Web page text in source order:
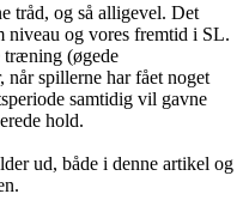
tråd, og så alligevel. Det
niveau og vores fremtid i SL.
træning (øgede
spillerne har fået noget
samtidig vil gavne
hold.
ud, både i denne artikel og